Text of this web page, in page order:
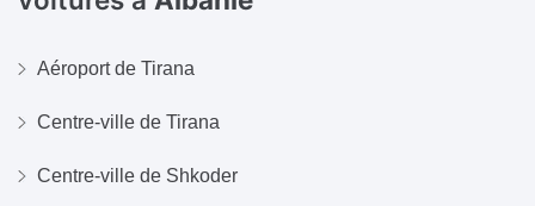
Aéroport de Tirana
Centre-ville de Tirana
Centre-ville de Shkoder